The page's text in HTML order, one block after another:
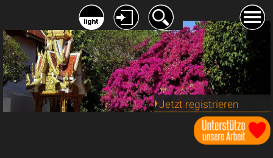
Jetzt registrieren